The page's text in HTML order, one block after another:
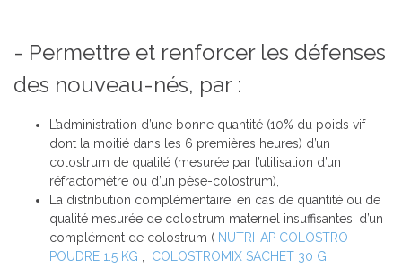
- Permettre et renforcer les défenses
des nouveau-nés, par :
L’administration d’une bonne quantité (10% du poids vif
dont la moitié dans les 6 premières heures) d’un
colostrum de qualité (mesurée par l’utilisation d’un
réfractomètre ou d’un pèse-colostrum),
La distribution complémentaire, en cas de quantité ou de
qualité mesurée de colostrum maternel insuffisantes, d’un
complément de colostrum ( NUTRI-AP COLOSTRO
POUDRE 1.5 KG , COLOSTROMIX SACHET 30 G,